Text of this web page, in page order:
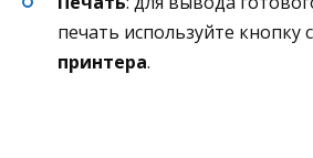
печать используйте кнопку с
принтера.